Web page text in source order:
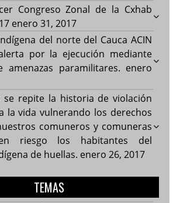
Congreso Zonal de la Cxhab
enero 31, 2017
del norte del Cauca ACIN
por la ejecución mediante
amenazas paramilitares. enero
se repite la historia de violación
la vida vulnerando los derechos
comuneros y comuneras
riesgo los habitantes del
de huellas. enero 26, 2017
TEMAS